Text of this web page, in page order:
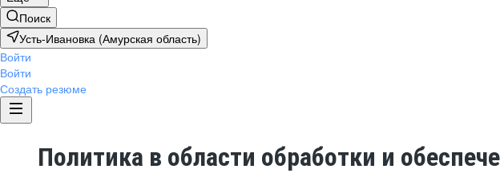
Поиск
Усть-Ивановка (Амурская область)
Войти
Войти
Создать резюме
Политика в области обработки и